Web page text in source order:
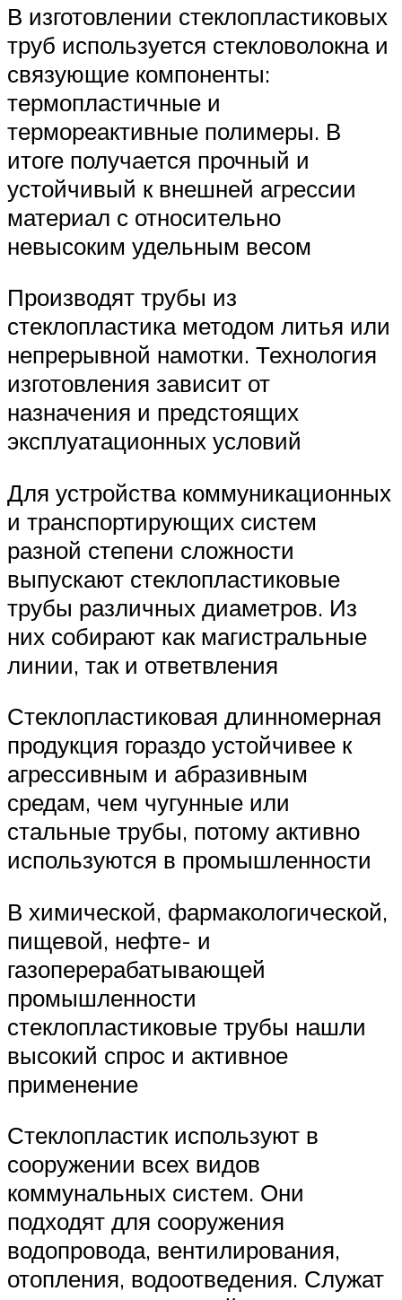
В изготовлении стеклопластиковых
труб используется стекловолокна и
связующие компоненты:
термопластичные и
термореактивные полимеры. В
итоге получается прочный и
устойчивый к внешней агрессии
материал с относительно
невысоким удельным весом
Производят трубы из
стеклопластика методом литья или
непрерывной намотки. Технология
изготовления зависит от
назначения и предстоящих
эксплуатационных условий
Для устройства коммуникационных
и транспортирующих систем
разной степени сложности
выпускают стеклопластиковые
трубы различных диаметров. Из
них собирают как магистральные
линии, так и ответвления
Стеклопластиковая длинномерная
продукция гораздо устойчивее к
агрессивным и абразивным
средам, чем чугунные или
стальные трубы, потому активно
используются в промышленности
В химической, фармакологической,
пищевой, нефте- и
газоперерабатывающей
промышленности
стеклопластиковые трубы нашли
высокий спрос и активное
применение
Стеклопластик используют в
сооружении всех видов
коммунальных систем. Они
подходят для сооружения
водопровода, вентилирования,
отопления, водоотведения. Служат